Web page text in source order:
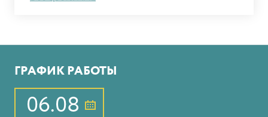
ГРАФИК РАБОТЫ
06.08